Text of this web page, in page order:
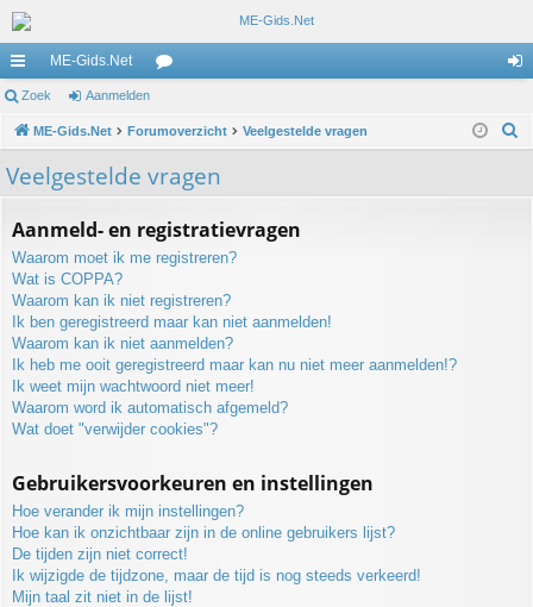
ne
lle
lin
ME-Gids.Net
u m
Zoek Aanmelden
ME-Gids.Net Forumoverzicht Veelgestelde vragen
Veelgestelde vragen
Aanmeld- en registratievragen
Waarom moet ik me registreren?
Wat is COPPA?
Waarom kan ik niet registreren?
Ik ben geregistreerd maar kan niet aanmelden!
Waarom kan ik niet aanmelden?
Ik heb me ooit geregistreerd maar kan nu niet meer aanmelden!?
Ik weet mijn wachtwoord niet meer!
Waarom word ik automatisch afgemeld?
Wat doet "verwijder cookies"?
Gebruikersvoorkeuren en instellingen
Hoe verander ik mijn instellingen?
Hoe kan ik onzichtbaar zijn in de online gebruikers lijst?
De tijden zijn niet correct!
Ik wijzigde de tijdzone, maar de tijd is nog steeds verkeerd!
Mijn taal zit niet in de lijst!